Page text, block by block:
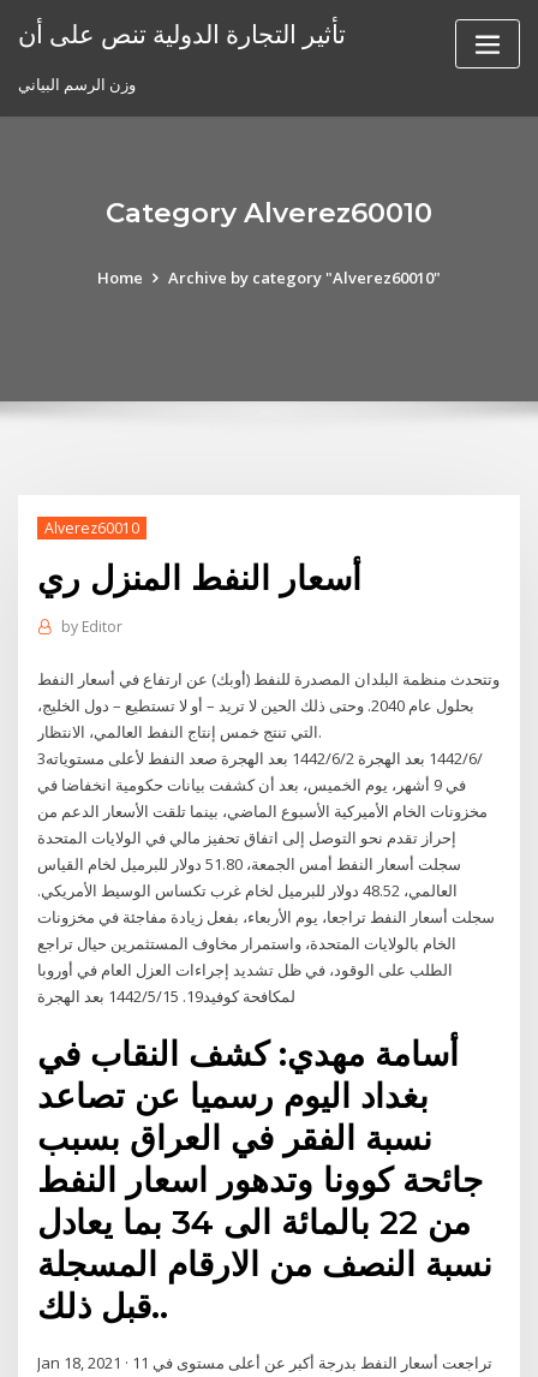
تأثير التجارة الدولية تنص على أن
وزن الرسم البياني
Category Alverez60010
Home Archive by category "Alverez60010"
Alverez60010
أسعار النفط المنزل ري
by Editor
وتتحدث منظمة البلدان المصدرة للنفط (أوبك) عن ارتفاع في أسعار النفط
بحلول عام 2040. وحتى ذلك الحين لا تريد – أو لا تستطيع – دول الخليج،
التي تنتج خمس إنتاج النفط العالمي، الانتظار.
3‏‏/6‏‏/1442 بعد الهجرة 2‏‏/6‏‏/1442 بعد الهجرة صعد النفط لأعلى مستوياته
في 9 أشهر، يوم الخميس، بعد أن كشفت بيانات حكومية انخفاضا في
مخزونات الخام الأميركية الأسبوع الماضي، بينما تلقت الأسعار الدعم من
إحراز تقدم نحو التوصل إلى اتفاق تحفيز مالي في الولايات المتحدة
سجلت أسعار النفط أمس الجمعة، 51.80 دولار للبرميل لخام القياس
العالمي، 48.52 دولار للبرميل لخام غرب تكساس الوسيط الأمريكي.
سجلت أسعار النفط تراجعا، يوم الأربعاء، بفعل زيادة مفاجئة في مخزونات
الخام بالولايات المتحدة، واستمرار مخاوف المستثمرين حيال تراجع
الطلب على الوقود، في ظل تشديد إجراءات العزل العام في أوروبا
لمكافحة كوفيد19. 15‏‏/5‏‏/1442 بعد الهجرة
أسامة مهدي: كشف النقاب في
بغداد اليوم رسميا عن تصاعد
نسبة الفقر في العراق بسبب
جائحة كوونا وتدهور اسعار النفط
من 22 بالمائة الى 34 بما يعادل
نسبة النصف من الارقام المسجلة
قبل ذلك..
Jan 18, 2021 · تراجعت أسعار النفط بدرجة أكبر عن أعلى مستوى في 11